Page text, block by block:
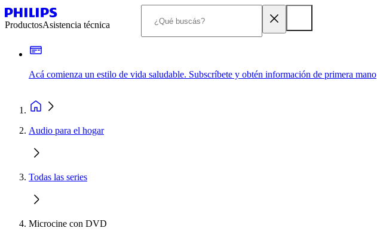
ProductosAsistencia técnica
Acá comienza un estilo de vida saludable. Subscríbete y obtén información de primera mano
Audio para el hogar
Todas las series
Microcine con DVD